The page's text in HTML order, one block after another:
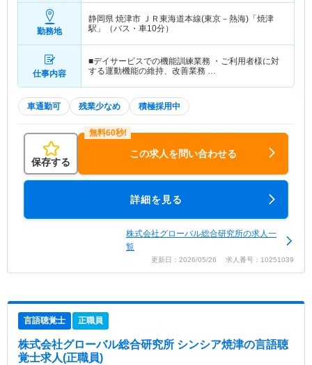
勤務地
静岡県 焼津市 ＪＲ東海道本線(東京－熱海)「焼津
駅」（バス・車10分）
仕事内容
■デイサービスでの機能訓練業務 ・ご利用者様に対
する運動機能の維持、改善業務 …
車通勤可 残業少なめ 積極採用中
保存する
この求人を問い合わせる
詳細を見る
株式会社グローバル総合研究所の求人一
覧
更新日：2026/05/26 求人番号：10251039
言語聴覚士 正職員
株式会社グローバル総合研究所 シンシア焼津の言語聴
覚士求人(正職員)